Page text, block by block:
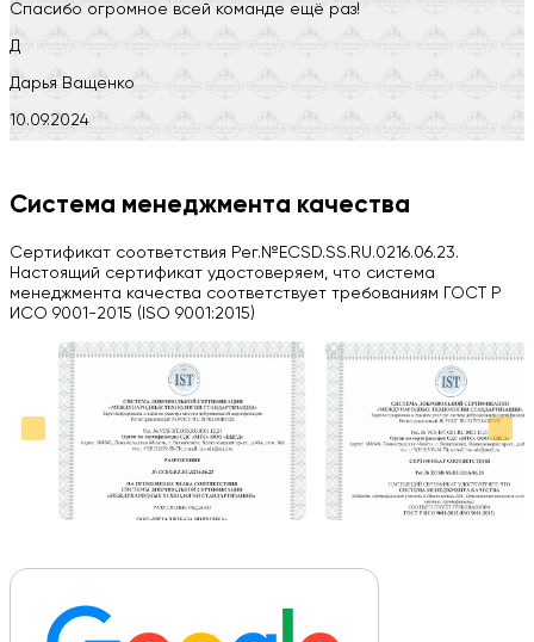
Спасибо огромное всей команде ещё раз!
Д
Дарья Ващенко
10.09.2024
H
03.09.2024
Вся работа выполнена в срок. Всем рекомендую
Больше отзывов на Google Maps
Система менеджмента качества
Сертификат соответствия Рег.№ECSD.SS.RU.0216.06.23.
Настоящий сертификат удостоверяем, что система
менеджмента качества соответствует требованиям ГОСТ Р
ИСО 9001-2015 (ISO 9001:2015)